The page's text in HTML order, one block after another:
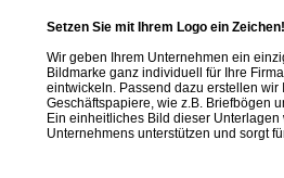
Setzen Sie mit Ihrem Logo ein Zeichen!
Wir geben Ihrem Unternehmen ein
Bildmarke ganz individuell für Ihre
eintwickeln. Passend dazu erstellen
Geschäftspapiere, wie z.B. Briefbögen
Ein einheitliches Bild dieser
Unternehmens unterstützen und sorgt